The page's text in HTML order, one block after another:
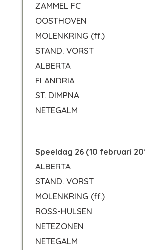
ZAMMEL FC
OOSTHOVEN
MOLENKRING (ff.)
STAND. VORST
ALBERTA
FLANDRIA
ST. DIMPNA
NETEGALM
Speeldag 26 (10 februari
ALBERTA
STAND. VORST
MOLENKRING (ff.)
ROSS-HULSEN
NETEZONEN
NETEGALM